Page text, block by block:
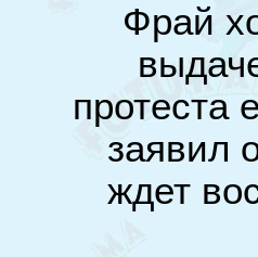
Фрай
протеста
заявил
ждет